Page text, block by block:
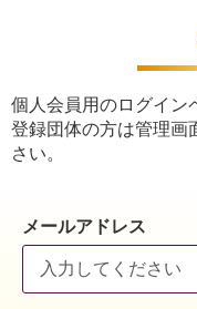
個人会員用のログイン
登録団体の方は管理画
さい。
メールアドレス